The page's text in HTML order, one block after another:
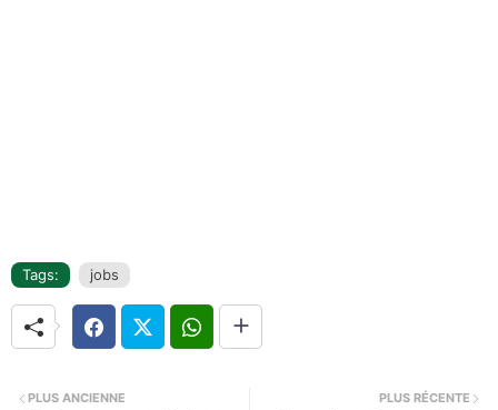
Tags: jobs
PLUS RÉCENTE
PLUS ANCIENNE